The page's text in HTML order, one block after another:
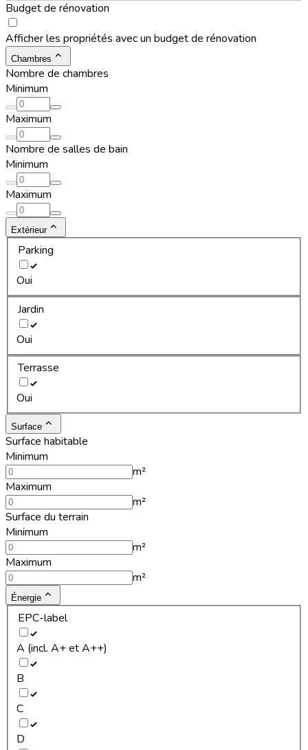
Budget de rénovation
Afficher les propriétés avec un budget de rénovation
Chambres
Nombre de chambres
Minimum
Maximum
Nombre de salles de bain
Minimum
Maximum
Extérieur
Parking
Oui
Jardin
Oui
Terrasse
Oui
Surface
Surface habitable
Minimum
m²
Maximum
m²
Surface du terrain
Minimum
m²
Maximum
m²
Énergie
EPC-label
A (incl. A+ et A++)
B
C
D